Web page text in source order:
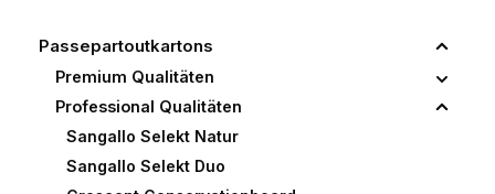
Passepartoutkartons
Premium Qualitäten
Professional Qualitäten
Sangallo Selekt Natur
Sangallo Selekt Duo